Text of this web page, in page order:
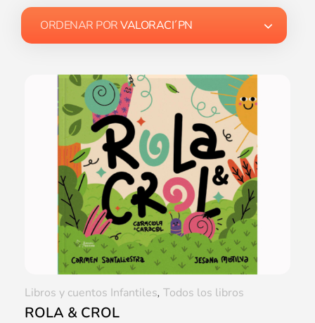
ORDENAR PORVALORACI´PN
ROLA & CROL
Libros y cuentos Infantiles, Todos los libros